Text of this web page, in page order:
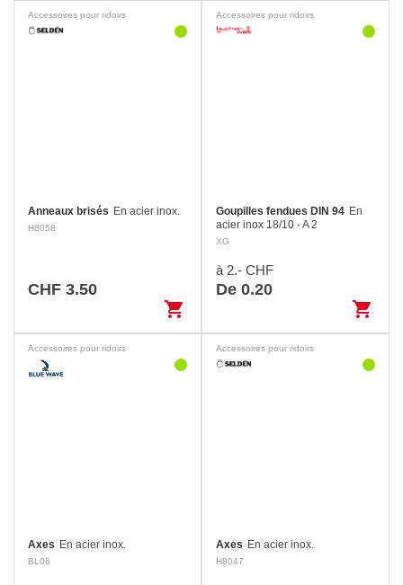
Accessoires pour ridoirs
Anneaux brisés En acier inox.
H8058
CHF 3.50
shopping_cart
Accessoires pour ridoirs
Goupilles fendues DIN 94 En
acier inox 18/10 - A 2
XG
à 2.- CHF
De 0.20
shopping_cart
Accessoires pour ridoirs
Axes En acier inox.
BL06
Accessoires pour ridoirs
Axes En acier inox.
H8047